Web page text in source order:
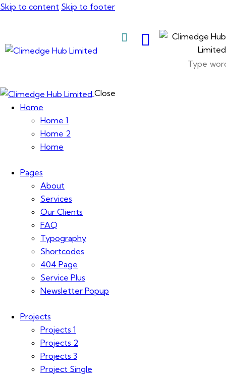
Skip to content Skip to footer
Close
Home
Home 1
Home 2
Home
Pages
About
Services
Our Clients
FAQ
Typography
Shortcodes
404 Page
Service Plus
Newsletter Popup
Projects
Projects 1
Projects 2
Projects 3
Project Single